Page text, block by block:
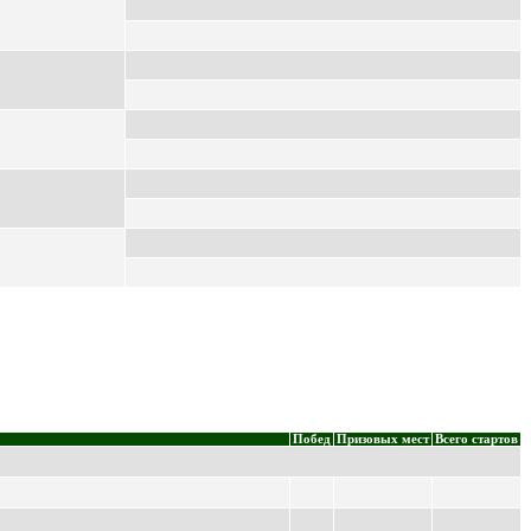
Побед Призовых мест Всего стартов